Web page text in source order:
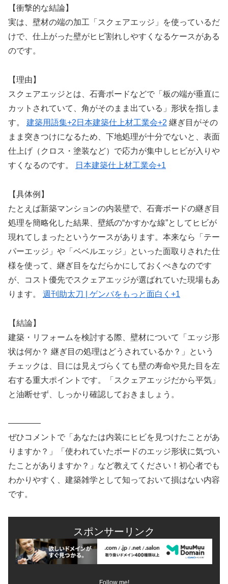
G
P
T
:
【衝撃的な結論】
実は、壁材の端の加工「スクェアエッジ」を使っているだ
けで、仕上がった壁がヒビ割れしやすくなるケースがある
のです。
【理由】
スクェアエッジとは、石膏ボードなどで「板の端が垂直に
カットされていて、角がそのまま出ている」形状を指しま
す。 建築用語集+2 日本建築仕上材工業会+2 継ぎ目がその
まま突きつけになるため、下地処理が十分でないと、表面
仕上げ（クロス・塗装など）で応力が集中しヒビが入りや
すくなるのです。
日本建築仕上材工業会+1
【具体例】
たとえば新築マンションの内装壁で、石膏ボードの継ぎ目
処理を簡略化した結果、壁紙の“かすかな線”としてヒビが
現れてしまったというケースがあります。本来なら「テー
パーエッジ」や「ベベルエッジ」といった面取りされた仕
様を使って、継ぎ目をなだらかにしておくべきなのです
が、コスト優先でスクェアエッジが選ばれていた現場もあ
ります。 週刊助太刀 | ゲンバをもっと面白く +1
【結論】
建築・リフォームを検討する際、壁材について「エッジ形
状は何か？ 継ぎ目の処理はどうされているか？」という
チェックは、目には見えづらくても壁の寿命や見た目を左
右する重大ポイントです。「スクェアエッジだから平気」
と油断せず、しっかり確認しておきましょう。
――――
ぜひコメントで「あなたは内装にヒビを見つけたことがあ
りますか？」「使われていたボードのエッジ形状に気づい
たことがありますか？」など教えてください！初心者でも
わかりやすく、建築雑学として知っておいて損はない内容
です。
スポンサーリンク
Follow me!